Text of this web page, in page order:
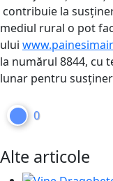
contribuie la
mediul rural o pot
ului
la numărul 8844, cu
lunar pentru
0
Alte articole